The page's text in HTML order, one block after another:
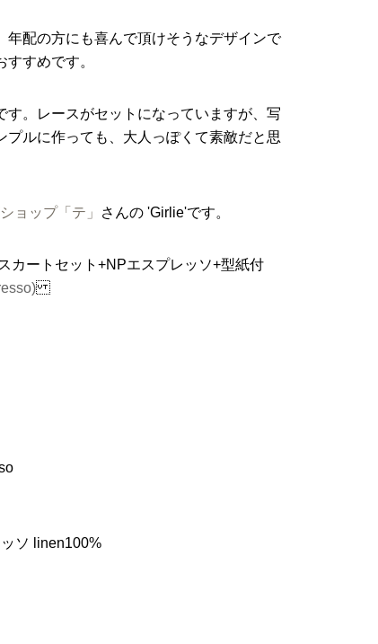
年配の方にも喜んで頂けそうなデザインで
すめです。
す。レースがセットになっていますが、写
プルに作っても、大人っぽくて素敵だと思
ョップ「テ」 さんの 'Girlie'です。
カートセット+NPエスプレッソ+型紙付
ソ linen100%